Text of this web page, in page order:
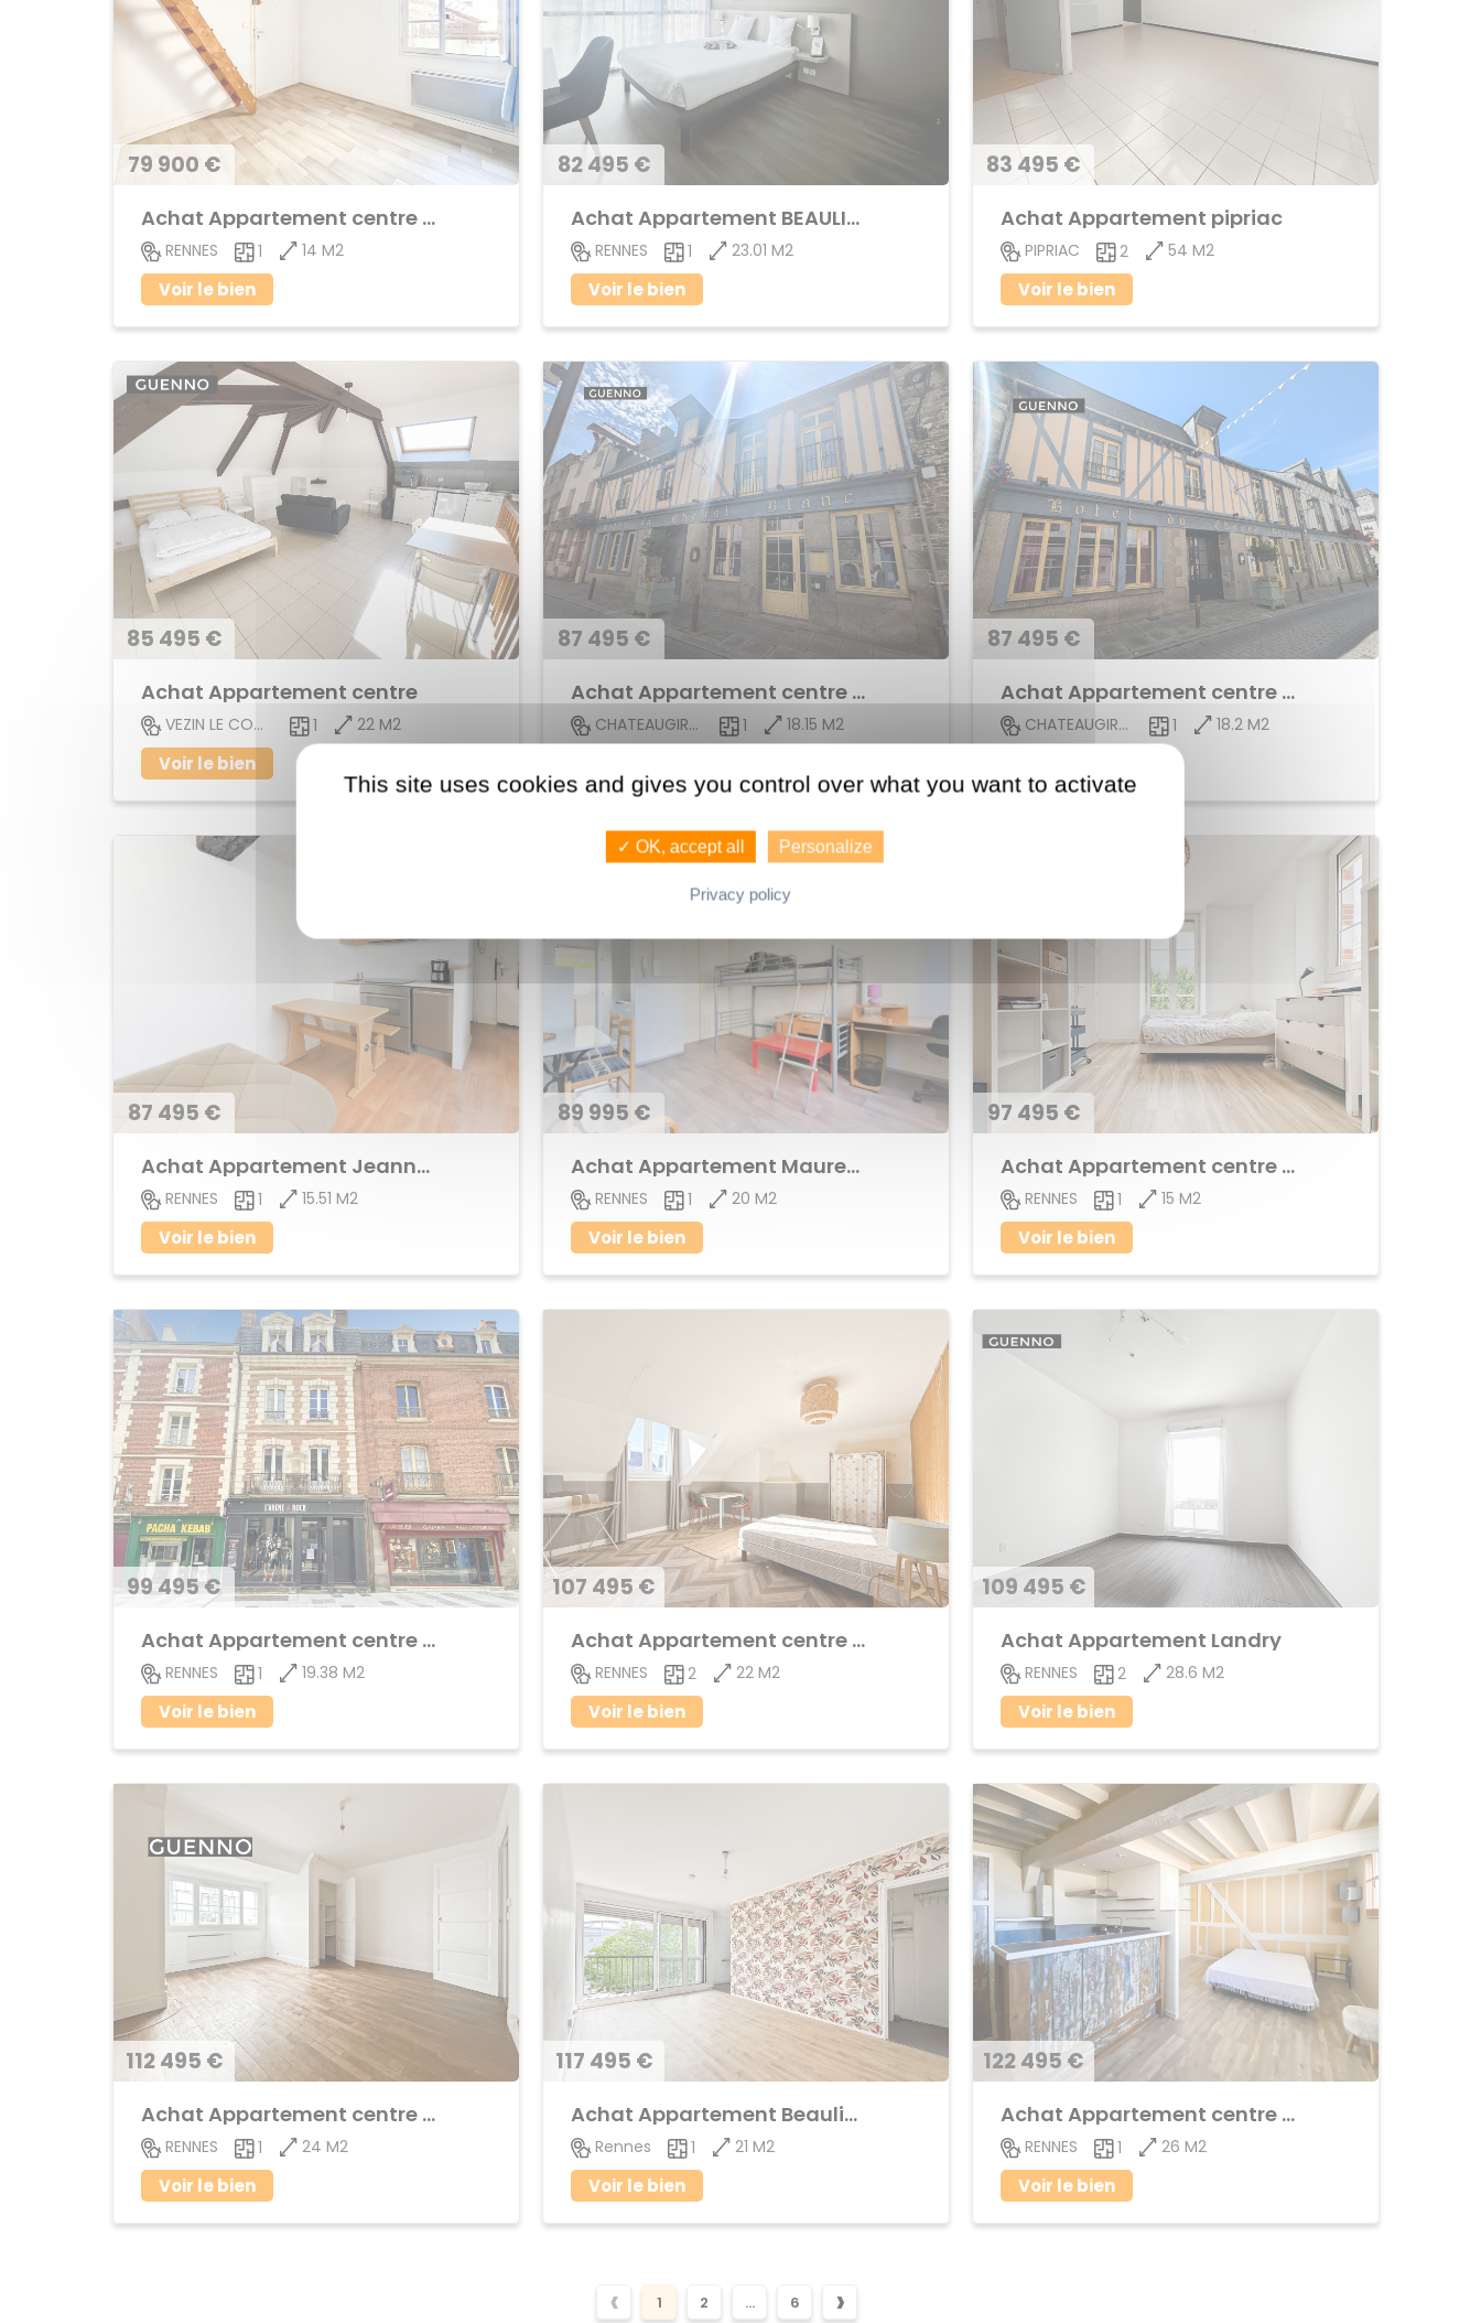
79 900 €
Achat Appartement centre ville
RENNES 1 14 M2
Voir le bien
82 495 €
Achat Appartement BEAULIEU
RENNES 1 23.01 M2
Voir le bien
83 495 €
Achat Appartement pipriac
PIPRIAC 2 54 M2
Voir le bien
85 495 €
Achat Appartement centre
VEZIN LE COQUET 1 22 M2
Voir le bien
87 495 €
Achat Appartement centre ville
CHATEAUGIRON 1 18.15 M2
87 495 €
Achat Appartement centre ville
CHATEAUGIRON 1 18.2 M2
87 495 €
Achat Appartement Jeanne d'Arc
RENNES 1 15.51 M2
Voir le bien
89 995 €
Achat Appartement Maurepas
RENNES 1 20 M2
Voir le bien
97 495 €
Achat Appartement centre ville
RENNES 1 15 M2
Voir le bien
99 495 €
Achat Appartement centre ville
RENNES 1 19.38 M2
Voir le bien
107 495 €
Achat Appartement centre ville
RENNES 2 22 M2
Voir le bien
109 495 €
Achat Appartement Landry
RENNES 2 28.6 M2
Voir le bien
112 495 €
Achat Appartement centre ville
RENNES 1 24 M2
Voir le bien
117 495 €
Achat Appartement Beaulieu
Rennes 1 21 M2
Voir le bien
122 495 €
Achat Appartement centre ville
RENNES 1 26 M2
Voir le bien
‹ 1 2 ... 6 ›
This site uses cookies and gives you control over what you want to activate
✓ OK, accept all Personalize
Privacy policy